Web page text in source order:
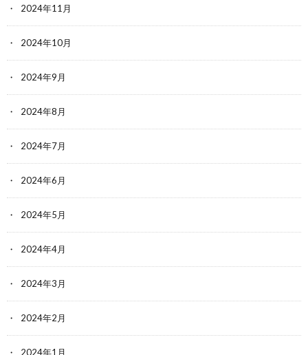
2024年11月
2024年10月
2024年9月
2024年8月
2024年7月
2024年6月
2024年5月
2024年4月
2024年3月
2024年2月
2024年1月